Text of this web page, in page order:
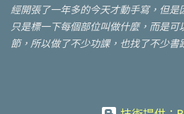
經開張了一年多的今天才動手寫，但
只是標一下每個部位叫做什麼，而是
節，所以做了不少功課，也找了不少書
開始寫...因為想寫的蠻多的...所以一點點